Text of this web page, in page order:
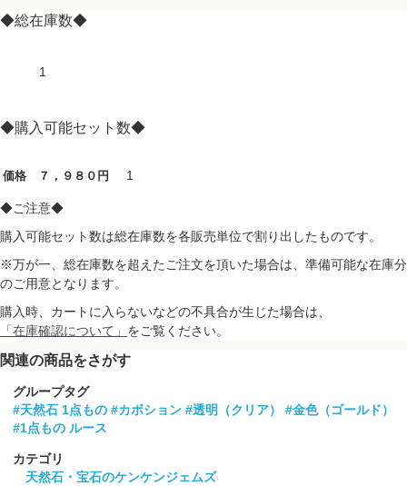
◆総在庫数◆
1
◆購入可能セット数◆
価格 ７，９８０円 1
◆ご注意◆
購入可能セット数は総在庫数を各販売単位で割り出したものです。
※万が一、総在庫数を超えたご注文を頂いた場合は、準備可能な在庫分
のご用意となります。
購入時、カートに入らないなどの不具合が生じた場合は、
「在庫確認について」 をご覧ください。
関連の商品をさがす
グループタグ
#天然石 1点もの #カボション #透明（クリア）
#金色（ゴールド）
#1点もの ルース
カテゴリ
天然石・宝石のケンケンジェムズ